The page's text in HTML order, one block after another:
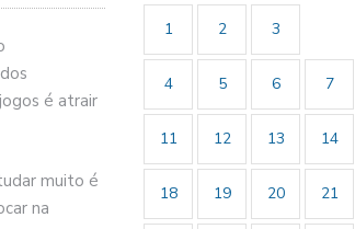
é atrair
muito é
na
1
2 3
4 5 6 7
11 12 13 14
18 19 20 21